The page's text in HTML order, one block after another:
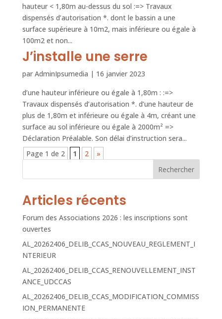
hauteur < 1,80m au-dessus du sol :=> Travaux
dispensés d’autorisation *. dont le bassin a une
surface supérieure à 10m2, mais inférieure ou égale à
100m2 et non...
J’installe une serre
par AdminIpsumedia | 16 janvier 2023
d’une hauteur inférieure ou égale à 1,80m : :=>
Travaux dispensés d’autorisation *. d’une hauteur de
plus de 1,80m et inférieure ou égale à 4m, créant une
surface au sol inférieure ou égale à 2000m² =>
Déclaration Préalable. Son délai d’instruction sera...
Page 1 de 2
1 2
»
Rechercher
Articles récents
Forum des Associations 2026 : les inscriptions sont
ouvertes
AL_20262406_DELIB_CCAS_NOUVEAU_REGLEMENT_I
NTERIEUR
AL_20262406_DELIB_CCAS_RENOUVELLEMENT_INST
ANCE_UDCCAS
AL_20262406_DELIB_CCAS_MODIFICATION_COMMISS
ION_PERMANENTE